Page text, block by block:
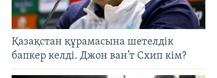
Қазақстан құрамасына шетелдік
бапкер келді. Джон ван’т Схип кім?